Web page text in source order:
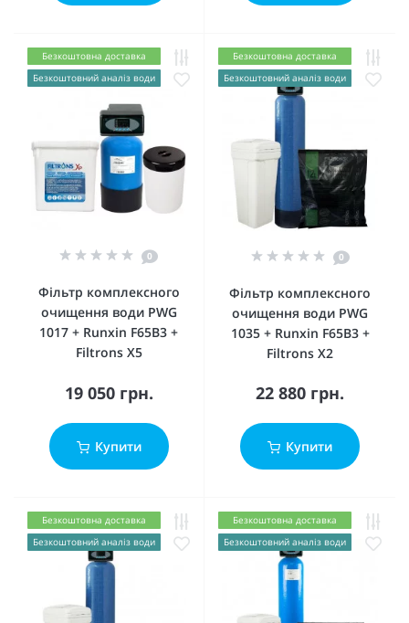
Безкоштовна доставка
Безкоштовний аналіз води
0
Фільтр комплексного
очищення води PWG
1017 + Runxin F65B3 +
Filtrons X5
19 050 грн.
Купити
Безкоштовна доставка
Безкоштовний аналіз води
0
Фільтр комплексного
очищення води PWG
1035 + Runxin F65B3 +
Filtrons X2
22 880 грн.
Купити
Безкоштовна доставка
Безкоштовний аналіз води
Безкоштовна доставка
Безкоштовний аналіз води